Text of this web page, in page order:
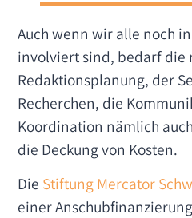
Auch wenn wir alle noch
involviert sind, bedarf die
Redaktionsplanung, der
Recherchen, die
Koordination nämlich
die Deckung von Kosten.
Die Stiftung Mercator
einer